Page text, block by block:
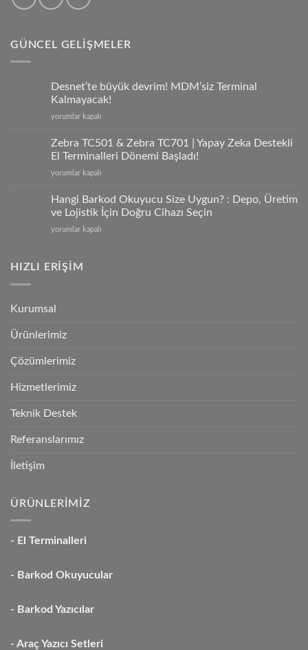
GÜNCEL GELIŞMELER
Desnet’te büyük devrim! MDM’siz Terminal
Kalmayacak!
Desnet’te
devrim!
MDM’siz
Kalmayacak!
yorumlar kapalı
Zebra TC501 & Zebra TC701 | Yapay Zeka Destekli
El Terminalleri Dönemi Başladı!
Zebra
&
Zebra
|
Destekli
Başladı!
yorumlar kapalı
Hangi Barkod Okuyucu Size Uygun? : Depo, Üretim
ve Lojistik İçin Doğru Cihazı Seçin
Hangi
Size
Üretim
Lojistik
Doğru
için
yorumlar kapalı
HIZLI ERİŞİM
Kurumsal
Ürünlerimiz
Çözümlerimiz
Hizmetlerimiz
Teknik Destek
Referanslarımız
İletişim
ÜRÜNLERİMİZ
- El Terminalleri
- Barkod Okuyucular
- Barkod Yazıcılar
- Araç Yazıcı Setleri